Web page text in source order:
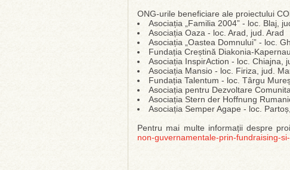
ONG-urile beneficiare ale proiectului
Asociația „Familia 2004” - loc. Blaj,
Asociația Oaza - loc. Arad, jud. Arad
Asociația „Oastea Domnului” - loc.
Fundația Creștină Diakonia-
Asociația InspirAction - loc. Chiajna,
Asociația Mansio - loc. Firiza, jud.
Fundația Talentum - loc. Târgu
Asociația pentru Dezvoltare
Asociația Stern der Hoffnung
Asociația Semper Agape - loc.
Pentru mai multe informații despre
non-guvernamentale-prin-fundraising-